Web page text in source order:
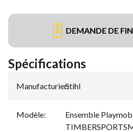
DEMANDE DE
Spécifications
Manufacturier:
Stihl
Modèle:
Ensemble